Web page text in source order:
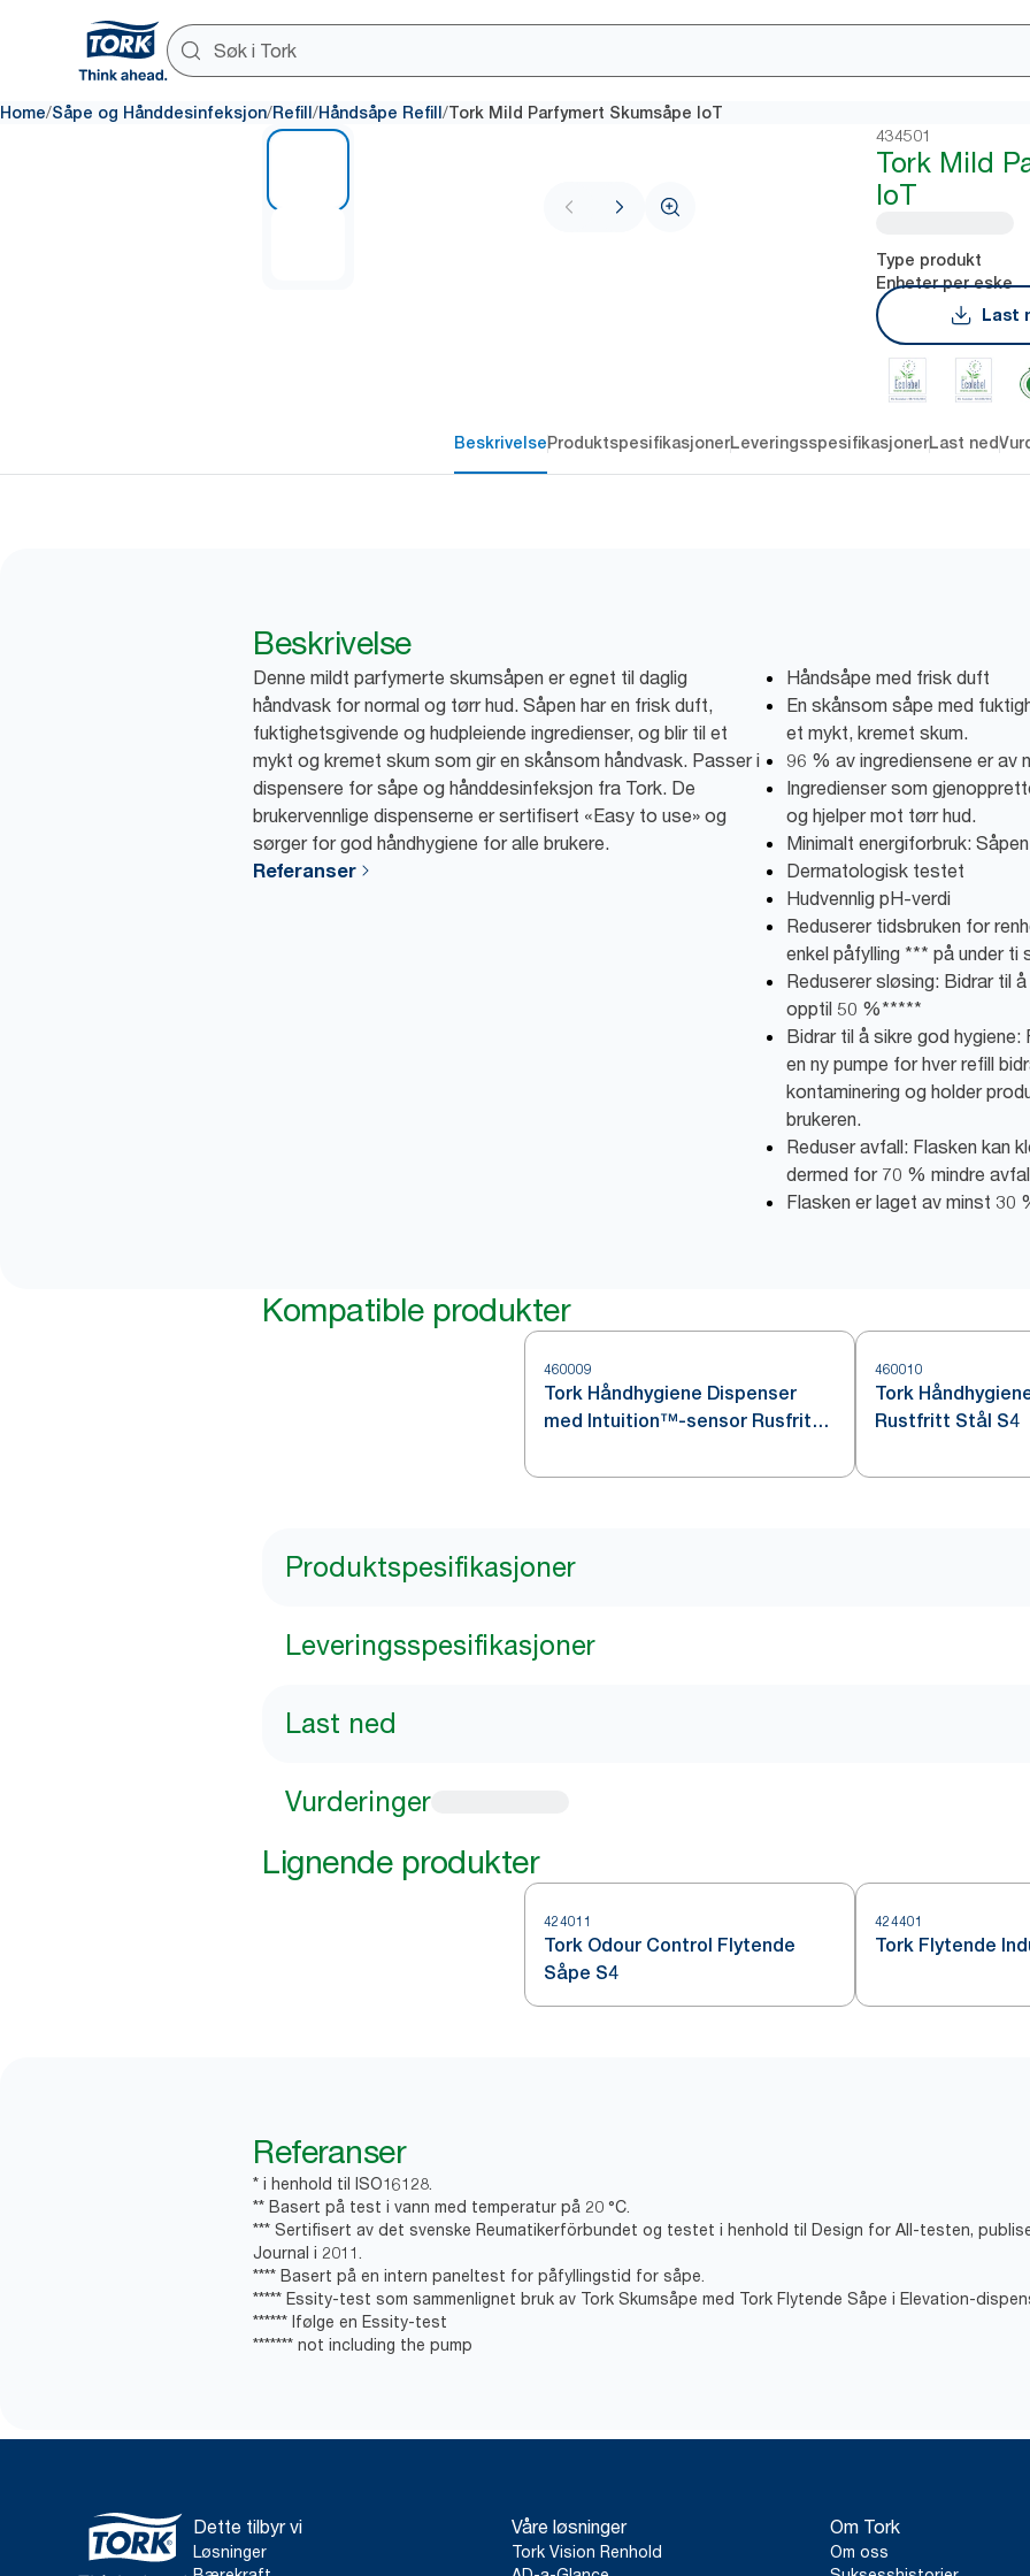
Home/Såpe og Hånddesinfeksjon/Refill /Håndsåpe Refill /Tork Mild Parfymert Skumsåpe IoT
434501
Tork Mild
IoT
Type produkt
Enheter per eske
Last
BeskrivelseProduktspesifikasjonerLeveringsspesifikasjonerLast ned
Beskrivelse
Denne mildt parfymerte skumsåpen er egnet til daglig
håndvask for normal og tørr hud. Såpen har en frisk duft,
fuktighetsgivende og hudpleiende ingredienser, og blir til et
mykt og kremet skum som gir en skånsom håndvask. Passer i
dispensere for såpe og hånddesinfeksjon fra Tork. De
brukervennlige dispenserne er sertifisert «Easy to use» og
sørger for god håndhygiene for alle brukere.
Referanser
Håndsåpe med frisk duft
En skånsom såpe med
et mykt, kremet skum.
96 % av ingrediensene er av
Ingredienser som
og hjelper mot tørr hud.
Minimalt energiforbruk:
Dermatologisk testet
Hudvennlig pH-verdi
Reduserer tidsbruken for
enkel påfylling *** på under ti
Reduserer sløsing: Bidrar til
opptil 50 %*****
Bidrar til å sikre god
en ny pumpe for hver refill
kontaminering og holder
brukeren.
Reduser avfall: Flasken kan
dermed for 70 % mindre
Flasken er laget av minst
Kompatible produkter
460009
Tork Håndhygiene Dispenser
med Intuition™-sensor Rusfritt
460010
Tork
Rustfritt Stål S4
Produktspesifikasjoner
Leveringsspesifikasjoner
Last ned
Vurderinger
Lignende produkter
424011
Tork Odour Control Flytende
Såpe S4
424401
Tork Flytende
Referanser
* i henhold til ISO16128.
** Basert på test i vann med temperatur på 20 °C.
*** Sertifisert av det svenske Reumatikerförbundet og testet i henhold til Design for All-testen,
Journal i 2011.
**** Basert på en intern paneltest for påfyllingstid for såpe.
***** Essity-test som sammenlignet bruk av Tork Skumsåpe med Tork Flytende Såpe i Elevation-
****** Ifølge en Essity-test
******* not including the pump
Dette tilbyr vi
Løsninger
Våre løsninger
Tork Vision Renhold
Om Tork
Om oss